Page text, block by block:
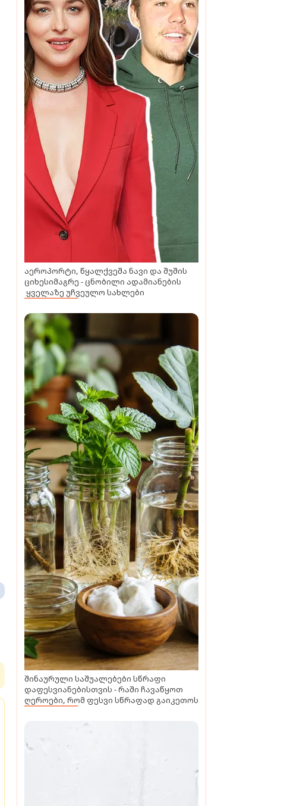
აეროპორტი, წყალქვეშა ნავი და შუშის
ციხესიმაგრე - ცნობილი ადამიანების
ყველაზე უჩვეულო სახლები
შინაურული საშუალებები სწრაფი
დაფესვიანებისთვის - რაში ჩავაწყოთ
ღეროები, რომ ფესვი სწრაფად გაიკეთოს